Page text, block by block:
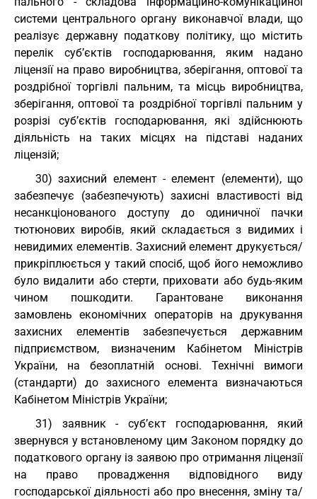
системи центрального органу виконавчої влади, що
реалізує державну податкову політику, що містить
перелік суб’єктів господарювання, яким надано
ліцензії на право виробництва, зберігання, оптової та
роздрібної торгівлі пальним, та місць виробництва,
зберігання, оптової та роздрібної торгівлі пальним у
розрізі суб’єктів господарювання, які здійснюють
діяльність на таких місцях на підставі наданих
ліцензій;
30) захисний елемент - елемент (елементи), що
забезпечує (забезпечують) захисні властивості від
несанкціонованого доступу до одиничної пачки
тютюнових виробів, який складається з видимих і
невидимих елементів. Захисний елемент друкується/
прикріплюється у такий спосіб, щоб його неможливо
було видалити або стерти, приховати або будь-яким
чином пошкодити. Гарантоване виконання
замовлень економічних операторів на друкування
захисних елементів забезпечується державним
підприємством, визначеним Кабінетом Міністрів
України, на безоплатній основі. Технічні вимоги
(стандарти) до захисного елемента визначаються
Кабінетом Міністрів України;
31) заявник - суб’єкт господарювання, який
звернувся у встановленому цим Законом порядку до
податкового органу із заявою про отримання ліцензії
на право провадження відповідного виду
господарської діяльності або про внесення, зміну та/